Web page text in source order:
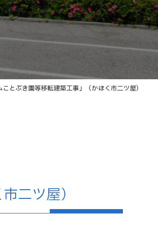
とぶき園等移転建築工事」（かほく市二ツ屋）
二ツ屋）